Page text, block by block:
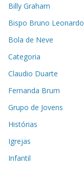
Billy Graham
Bispo Bruno Leonardo
Bola de Neve
Categoria
Claudio Duarte
Fernanda Brum
Grupo de Jovens
Histórias
Igrejas
Infantil